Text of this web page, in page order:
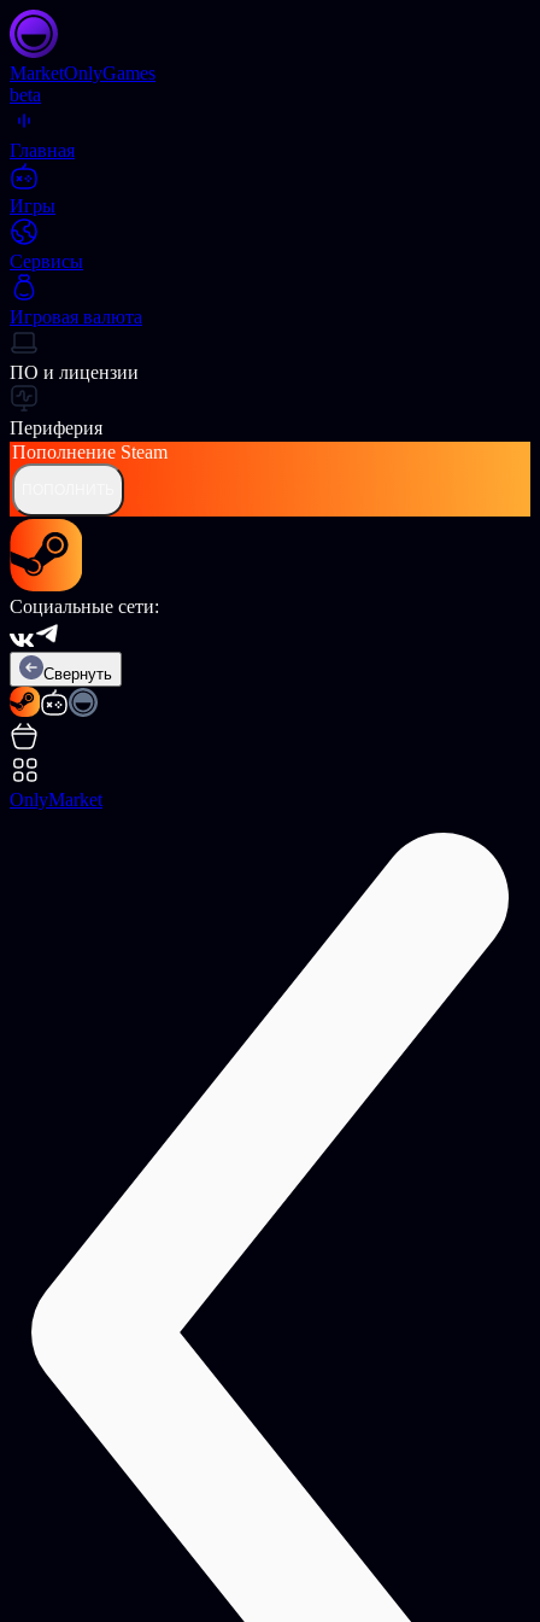
MarketOnlyGames
beta
Главная
Игры
Сервисы
Игровая валюта
ПО и лицензии
Периферия
Пополнение Steam
Социальные сети:
Свернуть
OnlyMarket